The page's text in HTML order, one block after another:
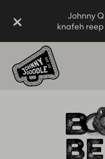
Sluiten
Johnny
knafeh
Thuispagina